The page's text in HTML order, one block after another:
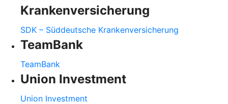
Krankenversicherung
SDK – Süddeutsche Krankenversicherung
TeamBank
TeamBank
Union Investment
Union Investment